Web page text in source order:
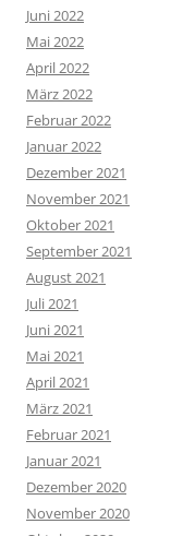
Juni 2022
Mai 2022
April 2022
März 2022
Februar 2022
Januar 2022
Dezember 2021
November 2021
Oktober 2021
September 2021
August 2021
Juli 2021
Juni 2021
Mai 2021
April 2021
März 2021
Februar 2021
Januar 2021
Dezember 2020
November 2020